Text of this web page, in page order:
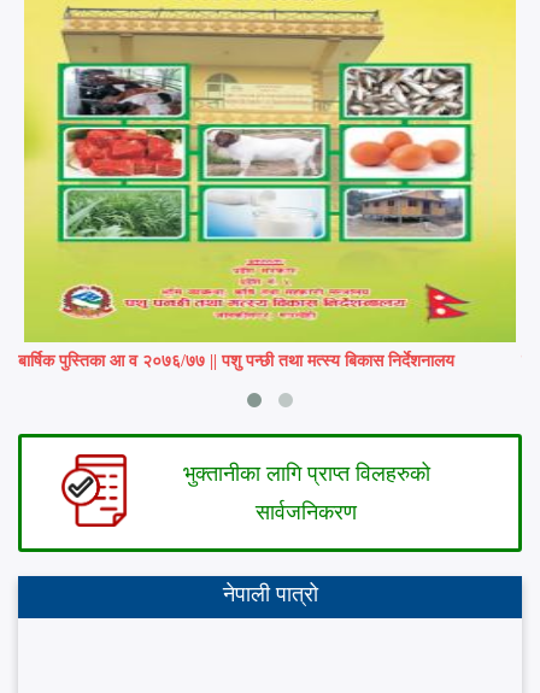
बार्षिक पुस्तिका आ व २०७६/७७ || पशु पन्छी तथा मत्स्य बिकास निर्देशनालय
भुक्तानीका लागि प्राप्त विलहरुको
सार्वजनिकरण
नेपाली पात्रो